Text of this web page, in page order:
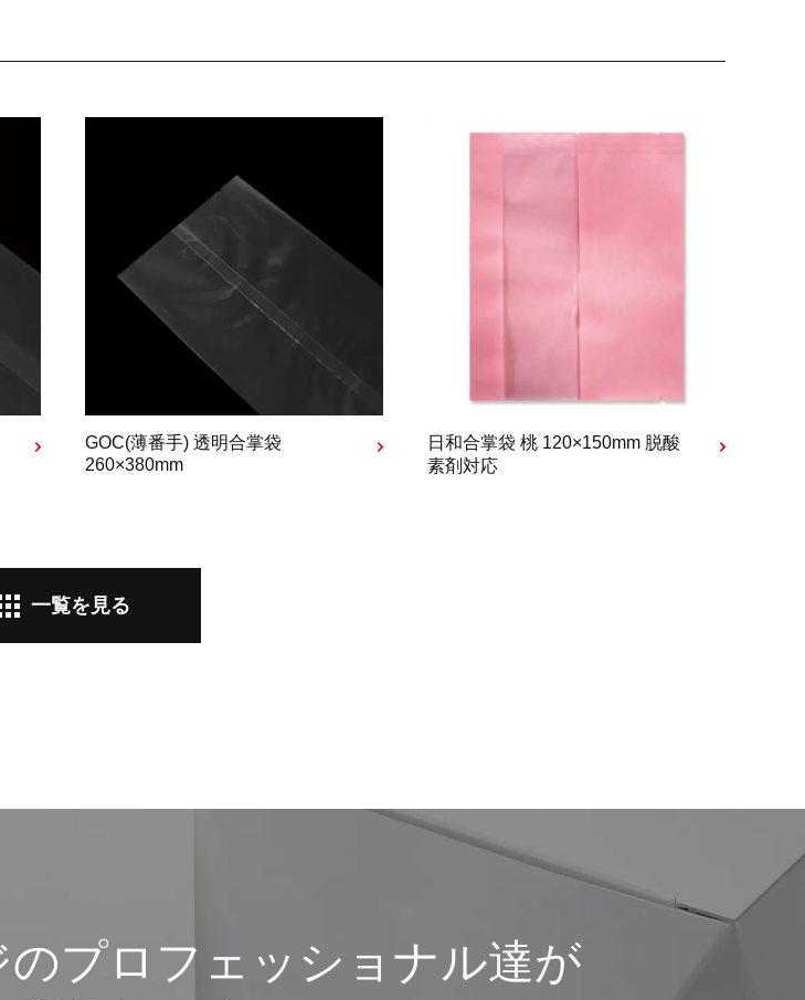
GOC(薄番手) 透明合掌袋
260×380mm
日和合掌袋 桃 120×150mm 脱酸
素剤対応
一覧を見る
プロフェッショナル達が